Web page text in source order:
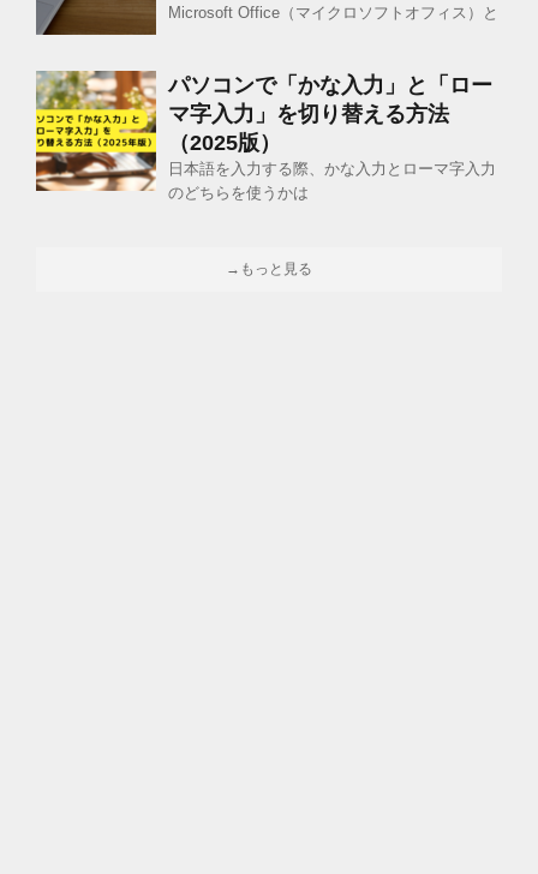
Microsoft Office（マイクロソフトオフィス）と
パソコンで「かな入力」と「ロー
マ字入力」を切り替える方法
（2025版）
日本語を入力する際、かな入力とローマ字入力
のどちらを使うかは
→もっと見る